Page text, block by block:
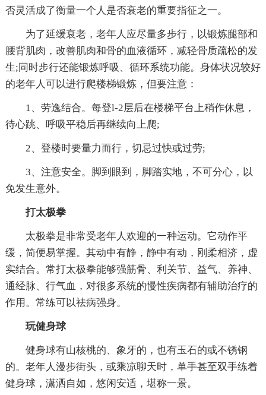
否灵活成了衡量一个人是否衰老的重要指征之一。
为了延缓衰老，老年人应尽量多步行，以锻炼腿部和
腰背肌肉，改善肌肉和骨的血液循环，减轻骨质疏松的发
生;同时步行还能锻炼呼吸、循环系统功能。身体状况较好
的老年人可以进行爬楼梯锻炼，但要注意：
1、劳逸结合。每登l-2层后在楼梯平台上稍作休息，
待心跳、呼吸平稳后再继续向上爬;
2、登楼时要量力而行，切忌过快或过劳;
3、注意安全。脚到眼到，脚踏实地，不可分心，以
免发生意外。
打太极拳
太极拳是非常受老年人欢迎的一种运动。它动作平
缓，简便易掌握。其动中有静，静中有动，刚柔相济，虚
实结合。常打太极拳能够强筋骨、利关节、益气、养神、
通经脉、行气血，对很多系统的慢性疾病都有辅助治疗的
作用。常练可以祛病强身。
玩健身球
健身球有山核桃的、象牙的，也有玉石的或不锈钢
的。老年人漫步街头，或乘凉聊天时，单手甚至双手练着
健身球，潇洒自如，悠闲安适，堪称一景。